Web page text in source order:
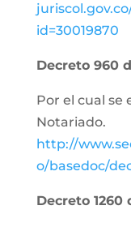
id=30019870
Decreto 960
Por el cual se
Notariado.
http://
o/basedoc/
Decreto 1260